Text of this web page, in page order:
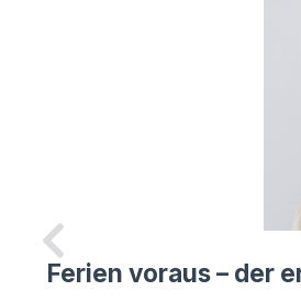
Ferien voraus – der